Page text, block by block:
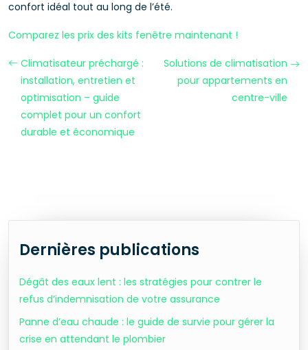
confort idéal tout au long de l’été.
Comparez les prix des kits fenêtre maintenant !
Climatisateur préchargé :
installation, entretien et
optimisation – guide
complet pour un confort
durable et économique
Solutions de climatisation
pour appartements en
centre-ville
Dernières publications
Dégât des eaux lent : les stratégies pour contrer le
refus d’indemnisation de votre assurance
Panne d’eau chaude : le guide de survie pour gérer la
crise en attendant le plombier